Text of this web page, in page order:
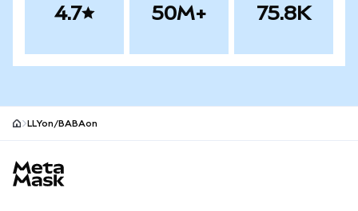
4.7 50M+ 75.8K
LLYon/BABAon